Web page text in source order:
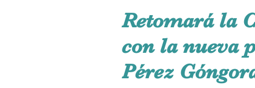
Retomará la
con la nueva
Pérez